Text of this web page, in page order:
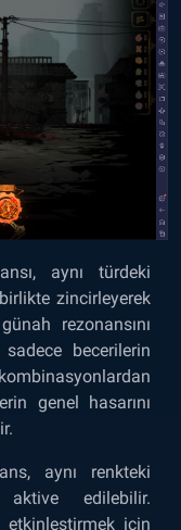
aynı türdeki
zincirleyerek
rezonansını
becerilerin
genel hasarını
aynı renkteki
edilebilir.
etkinleştirmek için